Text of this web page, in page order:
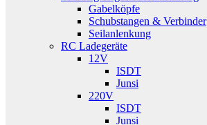
Gabelköpfe
Schubstangen & Verbinder
Seilanlenkung
RC Ladegeräte
12V
ISDT
Junsi
220V
ISDT
Junsi